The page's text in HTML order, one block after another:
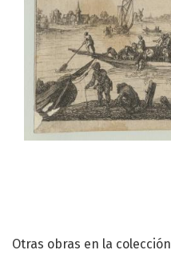
Otras obras en la colección